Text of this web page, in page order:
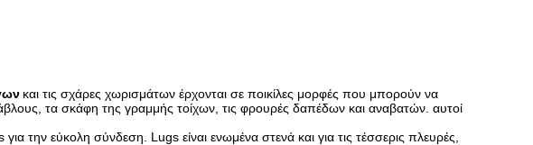
και τις σχάρες χωρισμάτων έρχονται σε ποικίλες μορφές που μπορούν να
τα σκάφη της γραμμής τοίχων, τις φρουρές δαπέδων και αναβατών. αυτοί
την εύκολη σύνδεση. Lugs είναι ενωμένα στενά και για τις τέσσερις πλευρές,